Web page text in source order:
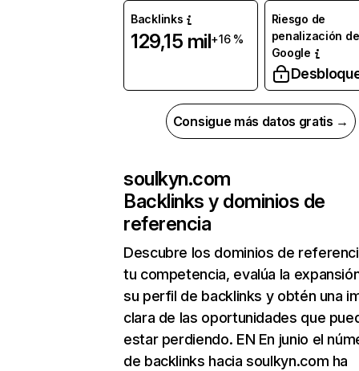
Backlinks
129,15 mil+16 %
Riesgo de
penalización de
Google
Consigue más datos gratis →
soulkyn.com
Backlinks y dominios de
referencia
Descubre los dominios de
tu competencia, evalúa la
su perfil de backlinks y obtén una
clara de las oportunidades que
estar perdiendo. EN En junio el
de backlinks hacia soulkyn.com ha